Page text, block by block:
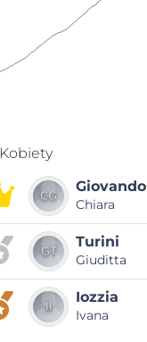
Kobiety
Giovando
Chiara
Turini
Giuditta
Iozzia
Ivana